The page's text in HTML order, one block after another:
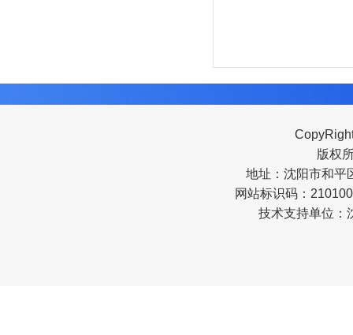
版权
地址：沈阳市和平
网站标识码：
技术支持单位：